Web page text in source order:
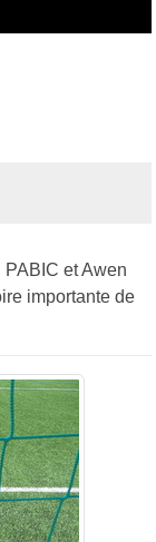
et Awen
importante de